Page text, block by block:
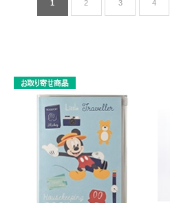
1 2 3 4